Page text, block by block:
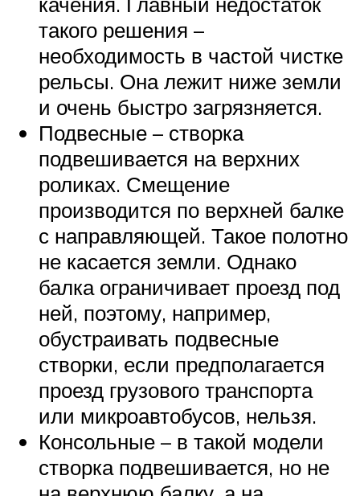
такого решения –
необходимость в частой чистке
рельсы. Она лежит ниже земли
и очень быстро загрязняется.
Подвесные – створка
подвешивается на верхних
роликах. Смещение
производится по верхней балке
с направляющей. Такое полотно
не касается земли. Однако
балка ограничивает проезд под
ней, поэтому, например,
обустраивать подвесные
створки, если предполагается
проезд грузового транспорта
или микроавтобусов, нельзя.
Консольные – в такой модели
створка подвешивается, но не